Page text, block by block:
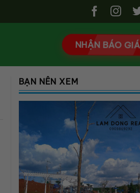
NHẬN BÁO GIÁ
BẠN NÊN XEM